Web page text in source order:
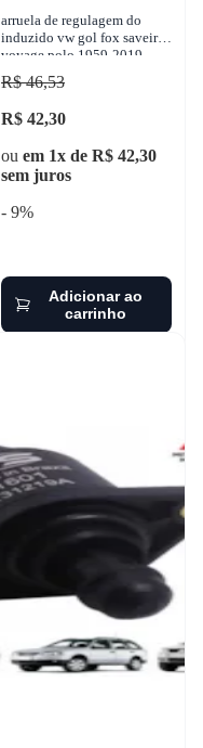
arruela de regulagem do
induzido vw gol fox saveiro
voyage polo 1959-2019
gbusch - 31197
R$ 46,53
R$ 42,30
ou em 1x de R$ 42,30
sem juros
- 9%
Adicionar ao
carrinho